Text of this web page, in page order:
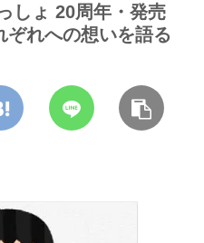
しょ 20周年・発売
ぞれへの想いを語る